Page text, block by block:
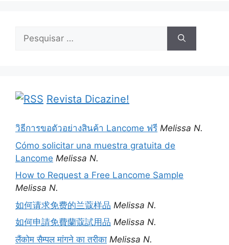
Pesquisar
Revista Dicazine!
วิธีการขอตัวอย่างสินค้า Lancome ฟรี Melissa N.
Cómo solicitar una muestra gratuita de
Lancome Melissa N.
How to Request a Free Lancome Sample
Melissa N.
如何请求免费的兰蔻样品 Melissa N.
如何申請免費蘭蔻試用品 Melissa N.
लैंकोम सैम्पल मांगने का तरीका Melissa N.